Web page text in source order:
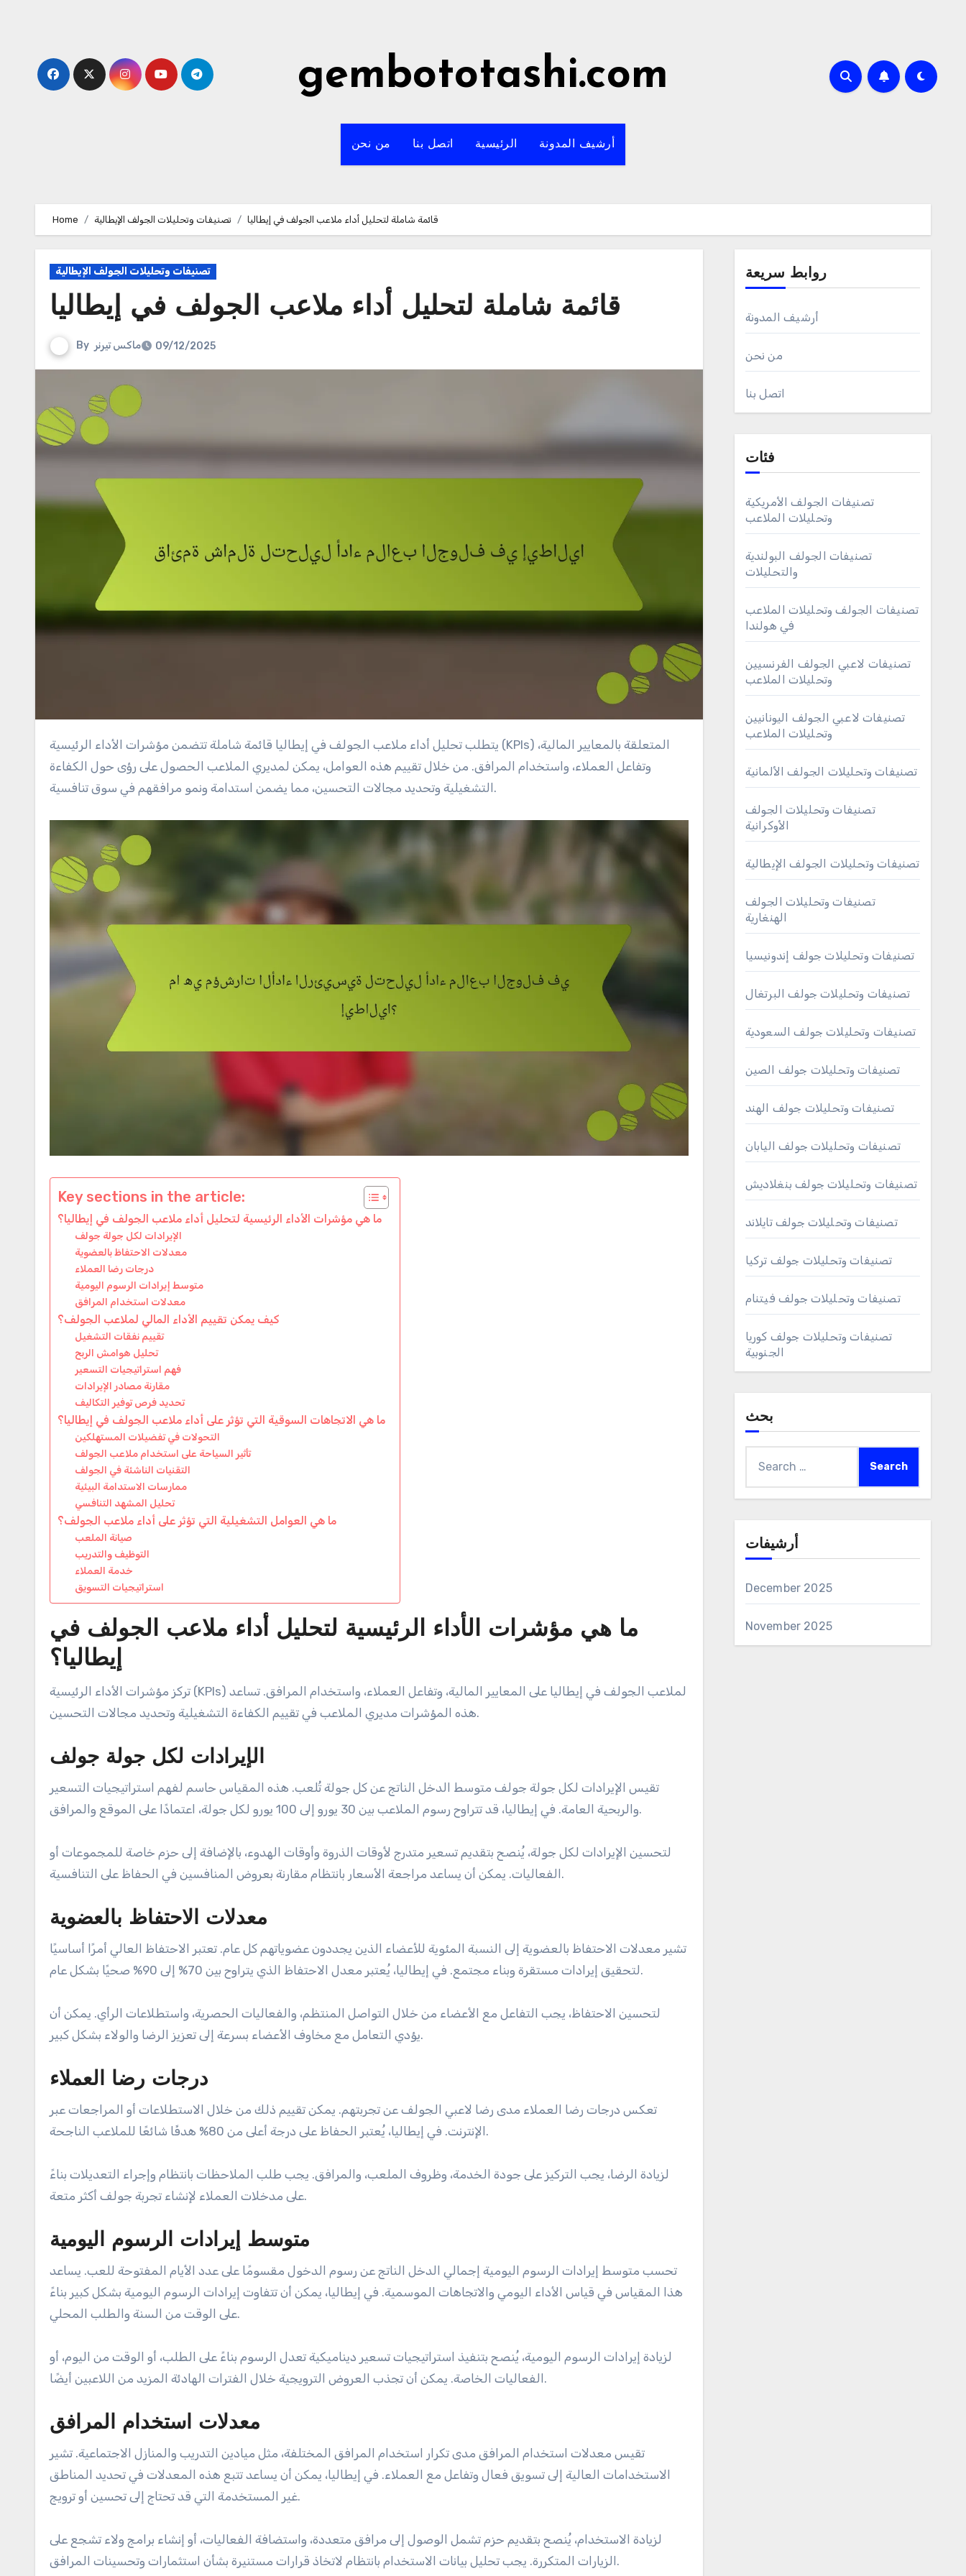
gembototashi.com
من نحن اتصل بنا الرئيسية أرشيف المدونة
Home تصنيفات وتحليلات الجولف الإيطالية قائمة شاملة لتحليل أداء ملاعب الجولف في إيطاليا
تصنيفات وتحليلات الجولف الإيطالية
قائمة شاملة لتحليل أداء ملاعب الجولف في إيطاليا
By ماكس تيرنر 09/12/2025
يتطلب تحليل أداء ملاعب الجولف في إيطاليا قائمة شاملة تتضمن مؤشرات الأداء الرئيسية (KPIs) المتعلقة بالمعايير المالية،
وتفاعل العملاء، واستخدام المرافق. من خلال تقييم هذه العوامل، يمكن لمديري الملاعب الحصول على رؤى حول الكفاءة
التشغيلية وتحديد مجالات التحسين، مما يضمن استدامة ونمو مرافقهم في سوق تنافسية.
Key sections in the article:
ما هي مؤشرات الأداء الرئيسية لتحليل أداء ملاعب الجولف في إيطاليا؟
الإيرادات لكل جولة جولف
معدلات الاحتفاظ بالعضوية
درجات رضا العملاء
متوسط إيرادات الرسوم اليومية
معدلات استخدام المرافق
كيف يمكن تقييم الأداء المالي لملاعب الجولف؟
تقييم نفقات التشغيل
تحليل هوامش الربح
فهم استراتيجيات التسعير
مقارنة مصادر الإيرادات
تحديد فرص توفير التكاليف
ما هي الاتجاهات السوقية التي تؤثر على أداء ملاعب الجولف في إيطاليا؟
التحولات في تفضيلات المستهلكين
تأثير السياحة على استخدام ملاعب الجولف
التقنيات الناشئة في الجولف
ممارسات الاستدامة البيئية
تحليل المشهد التنافسي
ما هي العوامل التشغيلية التي تؤثر على أداء ملاعب الجولف؟
صيانة الملعب
التوظيف والتدريب
خدمة العملاء
استراتيجيات التسويق
ما هي مؤشرات الأداء الرئيسية لتحليل أداء ملاعب الجولف في
إيطاليا؟
تركز مؤشرات الأداء الرئيسية (KPIs) لملاعب الجولف في إيطاليا على المعايير المالية، وتفاعل العملاء، واستخدام المرافق. تساعد
هذه المؤشرات مديري الملاعب في تقييم الكفاءة التشغيلية وتحديد مجالات التحسين.
الإيرادات لكل جولة جولف
تقيس الإيرادات لكل جولة جولف متوسط الدخل الناتج عن كل جولة تُلعب. هذه المقياس حاسم لفهم استراتيجيات التسعير
والربحية العامة. في إيطاليا، قد تتراوح رسوم الملاعب بين 30 يورو إلى 100 يورو لكل جولة، اعتمادًا على الموقع والمرافق.
لتحسين الإيرادات لكل جولة، يُنصح بتقديم تسعير متدرج لأوقات الذروة وأوقات الهدوء، بالإضافة إلى حزم خاصة للمجموعات أو
الفعاليات. يمكن أن يساعد مراجعة الأسعار بانتظام مقارنة بعروض المنافسين في الحفاظ على التنافسية.
معدلات الاحتفاظ بالعضوية
تشير معدلات الاحتفاظ بالعضوية إلى النسبة المئوية للأعضاء الذين يجددون عضوياتهم كل عام. تعتبر الاحتفاظ العالي أمرًا أساسيًا
لتحقيق إيرادات مستقرة وبناء مجتمع. في إيطاليا، يُعتبر معدل الاحتفاظ الذي يتراوح بين 70% إلى 90% صحيًا بشكل عام.
لتحسين الاحتفاظ، يجب التفاعل مع الأعضاء من خلال التواصل المنتظم، والفعاليات الحصرية، واستطلاعات الرأي. يمكن أن
يؤدي التعامل مع مخاوف الأعضاء بسرعة إلى تعزيز الرضا والولاء بشكل كبير.
درجات رضا العملاء
تعكس درجات رضا العملاء مدى رضا لاعبي الجولف عن تجربتهم. يمكن تقييم ذلك من خلال الاستطلاعات أو المراجعات عبر
الإنترنت. في إيطاليا، يُعتبر الحفاظ على درجة أعلى من 80% هدفًا شائعًا للملاعب الناجحة.
لزيادة الرضا، يجب التركيز على جودة الخدمة، وظروف الملعب، والمرافق. يجب طلب الملاحظات بانتظام وإجراء التعديلات بناءً
على مدخلات العملاء لإنشاء تجربة جولف أكثر متعة.
متوسط إيرادات الرسوم اليومية
تحسب متوسط إيرادات الرسوم اليومية إجمالي الدخل الناتج عن رسوم الدخول مقسومًا على عدد الأيام المفتوحة للعب. يساعد
هذا المقياس في قياس الأداء اليومي والاتجاهات الموسمية. في إيطاليا، يمكن أن تتفاوت إيرادات الرسوم اليومية بشكل كبير بناءً
على الوقت من السنة والطلب المحلي.
لزيادة إيرادات الرسوم اليومية، يُنصح بتنفيذ استراتيجيات تسعير ديناميكية تعدل الرسوم بناءً على الطلب، أو الوقت من اليوم، أو
الفعاليات الخاصة. يمكن أن تجذب العروض الترويجية خلال الفترات الهادئة المزيد من اللاعبين أيضًا.
معدلات استخدام المرافق
تقيس معدلات استخدام المرافق مدى تكرار استخدام المرافق المختلفة، مثل ميادين التدريب والمنازل الاجتماعية. تشير
الاستخدامات العالية إلى تسويق فعال وتفاعل مع العملاء. في إيطاليا، يمكن أن يساعد تتبع هذه المعدلات في تحديد المناطق
غير المستخدمة التي قد تحتاج إلى تحسين أو ترويج.
لزيادة الاستخدام، يُنصح بتقديم حزم تشمل الوصول إلى مرافق متعددة، واستضافة الفعاليات، أو إنشاء برامج ولاء تشجع على
الزيارات المتكررة. يجب تحليل بيانات الاستخدام بانتظام لاتخاذ قرارات مستنيرة بشأن استثمارات وتحسينات المرافق.
روابط سريعة
أرشيف المدونة
من نحن
اتصل بنا
فئات
تصنيفات الجولف الأمريكية
وتحليلات الملاعب
تصنيفات الجولف البولندية
والتحليلات
تصنيفات الجولف وتحليلات الملاعب
في هولندا
تصنيفات لاعبي الجولف الفرنسيين
وتحليلات الملاعب
تصنيفات لاعبي الجولف اليونانيين
وتحليلات الملاعب
تصنيفات وتحليلات الجولف الألمانية
تصنيفات وتحليلات الجولف
الأوكرانية
تصنيفات وتحليلات الجولف الإيطالية
تصنيفات وتحليلات الجولف
الهنغارية
تصنيفات وتحليلات جولف إندونيسيا
تصنيفات وتحليلات جولف البرتغال
تصنيفات وتحليلات جولف السعودية
تصنيفات وتحليلات جولف الصين
تصنيفات وتحليلات جولف الهند
تصنيفات وتحليلات جولف اليابان
تصنيفات وتحليلات جولف بنغلاديش
تصنيفات وتحليلات جولف تايلاند
تصنيفات وتحليلات جولف تركيا
تصنيفات وتحليلات جولف فيتنام
تصنيفات وتحليلات جولف كوريا
الجنوبية
بحث
for:
أرشيفات
December 2025
November 2025